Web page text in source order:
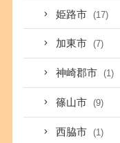
姫路市 (17)
加東市 (7)
神崎郡市 (1)
篠山市 (9)
西脇市 (1)